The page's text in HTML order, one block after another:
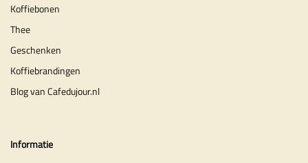
Koffiebonen
Thee
Geschenken
Koffiebrandingen
Blog van Cafedujour.nl
Informatie